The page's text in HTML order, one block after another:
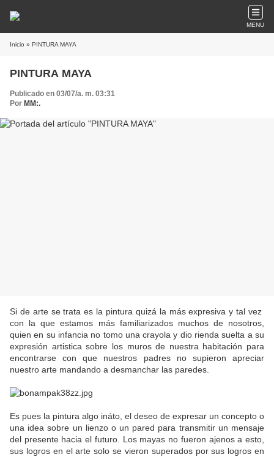
MENU
Inicio » PINTURA MAYA
PINTURA MAYA
Publicado en 03/07/a. m. 03:31
Por MM:.
Si de arte se trata es la pintura quizá la más expresiva y tal vez
con la que estamos más familiarizados muchos de nosotros,
quien en su infancia no tomo una crayola y dio rienda suelta a su
expresión artistica sobre los muros de nuestra habitación para
encontrarse con que nuestros padres no supieron apreciar
nuestro arte mandando a desmanchar las paredes.
Es pues la pintura algo ináto, el deseo de expresar un concepto o
una idea sobre un lienzo o un pared para transmitir un mensaje
del presente hacia el futuro. Los mayas no fueron ajenos a esto,
sus logros en el arte solo se vieron superados por sus logros en